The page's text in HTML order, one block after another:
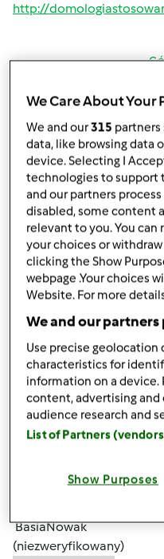
http://
Zalogujlub
Anonim
(niezweryfikowany)
śr., 11/20/2019 - 01:04
troche porad w sprawie
https://euphorer.com/
warto wiedziec
BasiaNowak
(niezweryfikowany)
We Care About Your
We and our315 partners
data, like browsing data
device. Selecting I
technologies to support
and our partners
disabled, some content
relevant to you. You
your choices or
clicking the Show
webpage .Your choices
Website. For more
We and our
Use precise geolocation
characteristics for
information on a device.
content, advertising
audience research and
List of Partners
Show Purposes